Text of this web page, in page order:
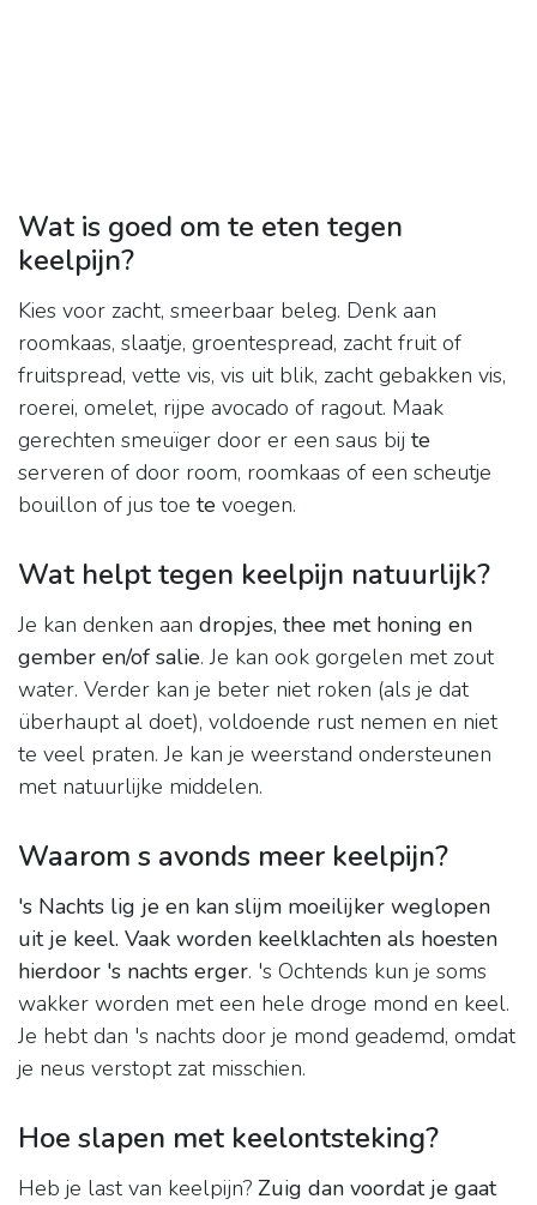
Wat is goed om te eten tegen
keelpijn?
Kies voor zacht, smeerbaar beleg. Denk aan
roomkaas, slaatje, groentespread, zacht fruit of
fruitspread, vette vis, vis uit blik, zacht gebakken vis,
roerei, omelet, rijpe avocado of ragout. Maak
gerechten smeuïger door er een saus bij te
serveren of door room, roomkaas of een scheutje
bouillon of jus toe te voegen.
Wat helpt tegen keelpijn natuurlijk?
Je kan denken aan dropjes, thee met honing en
gember en/of salie. Je kan ook gorgelen met zout
water. Verder kan je beter niet roken (als je dat
überhaupt al doet), voldoende rust nemen en niet
te veel praten. Je kan je weerstand ondersteunen
met natuurlijke middelen.
Waarom s avonds meer keelpijn?
's Nachts lig je en kan slijm moeilijker weglopen
uit je keel. Vaak worden keelklachten als hoesten
hierdoor 's nachts erger. 's Ochtends kun je soms
wakker worden met een hele droge mond en keel.
Je hebt dan 's nachts door je mond geademd, omdat
je neus verstopt zat misschien.
Hoe slapen met keelontsteking?
Heb je last van keelpijn? Zuig dan voordat je gaat